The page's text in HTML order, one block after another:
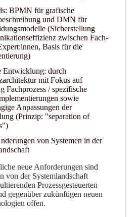
BPMN für grafische
und DMN für
(Sicherstellung
zwischen Fach-
Basis für die
Entwicklung: durch
mit Fokus auf
Fachprozess / spezifische
sowie
Anpassungen der
(Prinzip: "separation of
von Systemen in der
neue Anforderungen sind
von der Systemlandschaft
Prozessgesteuerten
gegenüber zukünftigen neuen
offen.